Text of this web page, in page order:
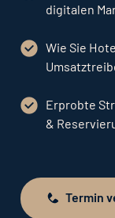
digitalen
Wie Sie
Erprobte
&
Termin Termin